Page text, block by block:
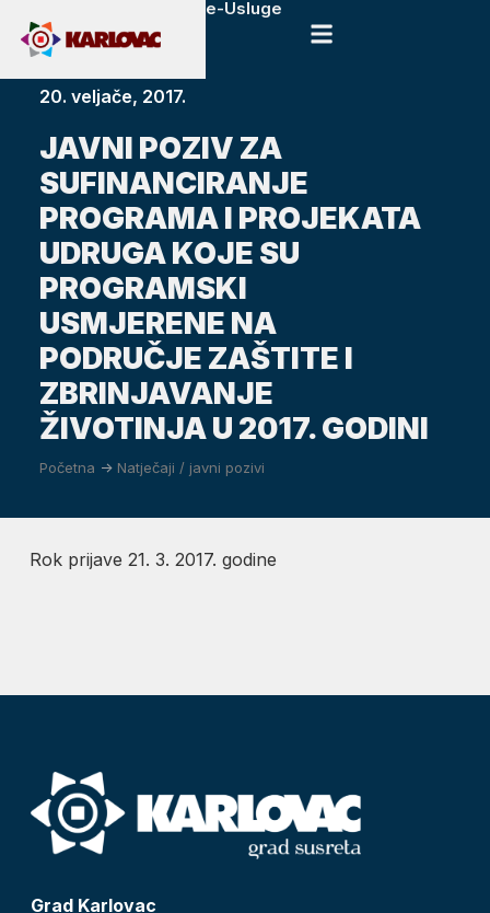
e-Usluge
20. veljače, 2017.
JAVNI POZIV ZA
SUFINANCIRANJE
PROGRAMA I PROJEKATA
UDRUGA KOJE SU
PROGRAMSKI
USMJERENE NA
PODRUČJE ZAŠTITE I
ZBRINJAVANJE
ŽIVOTINJA U 2017. GODINI
Početna -> Natječaji / javni pozivi
Rok prijave 21. 3. 2017. godine
Grad Karlovac